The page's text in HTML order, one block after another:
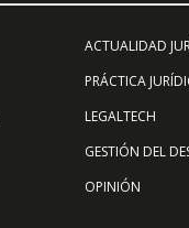
ACTUALIDAD
PRÁCTICA
LEGALTECH
GESTIÓN DEL
OPINIÓN